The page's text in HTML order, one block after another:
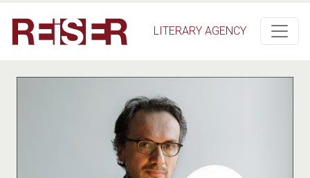
LITERARY AGENCY